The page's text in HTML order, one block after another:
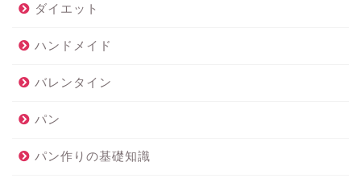
ダイエット
ハンドメイド
バレンタイン
パン
パン作りの基礎知識